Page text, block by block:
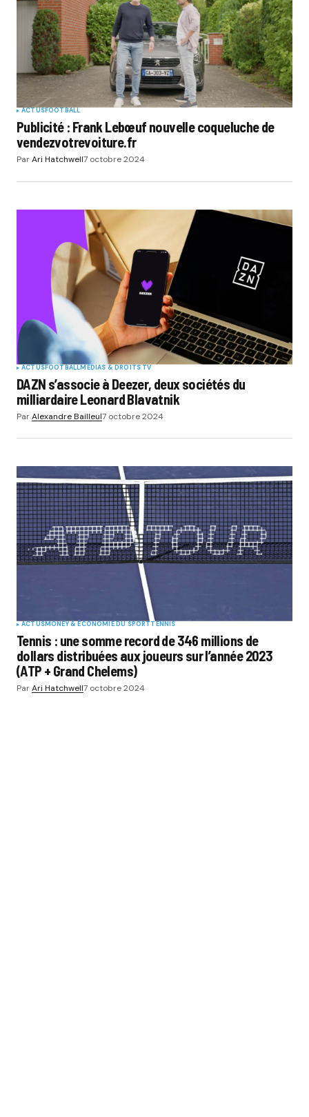
ACTUSFOOTBALL
Publicité : Frank Lebœuf nouvelle coqueluche de
vendezvotrevoiture.fr
ParAri Hatchwell7 octobre 2024
ACTUSFOOTBALLMÉDIAS & DROITS TV
DAZN s’associe à Deezer, deux sociétés du
milliardaire Leonard Blavatnik
ParAlexandre Bailleul7 octobre 2024
ACTUSMONEY & ÉCONOMIE DU SPORTTENNIS
Tennis : une somme record de 346 millions de
dollars distribuées aux joueurs sur l’année 2023
(ATP + Grand Chelems)
ParAri Hatchwell7 octobre 2024